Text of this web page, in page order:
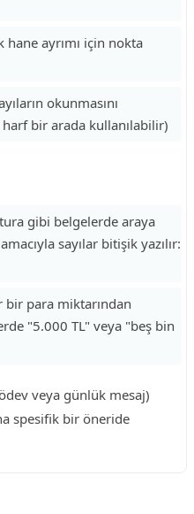
hane ayrımı için nokta
okunmasını
bir arada kullanılabilir)
gibi belgelerde araya
sayılar bitişik yazılır:
bir para miktarından
"5.000 TL" veya "beş bin
veya günlük mesaj)
spesifik bir öneride